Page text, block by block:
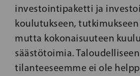
investointipaketti ja
koulutukseen,
mutta kokonaisuuteen
säästötoimia. Taloudelliseen
tilanteeseemme ei ole